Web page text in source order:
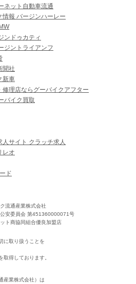
ネット自動車流通
報 バージンハーレー
ンドゥカティ
ジントライアンフ
聞社
新車
理店ならグーバイクアフター
バイク買取
サイト クラッチ求人
レオ
ド
流通産業株式会社
安委員会 第451360000071号
ト商協同組合優良加盟店
に取り扱うことを
取得しております。
産業株式会社）は